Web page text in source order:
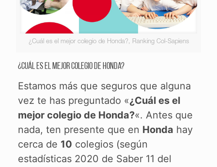
¿Cuál es el mejor colegio de Honda?, Ranking Col-Sapiens
¿Cuál es el mejor colegio de Honda?
Estamos más que seguros que alguna
vez te has preguntado «¿Cuál es el
mejor colegio de Honda?«. Antes que
nada, ten presente que en Honda hay
cerca de 10 colegios (según
estadísticas 2020 de Saber 11 del